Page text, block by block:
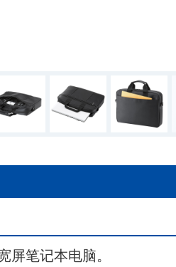
屏笔记本电脑。